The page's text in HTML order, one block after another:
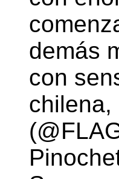
demás
con
chilena,